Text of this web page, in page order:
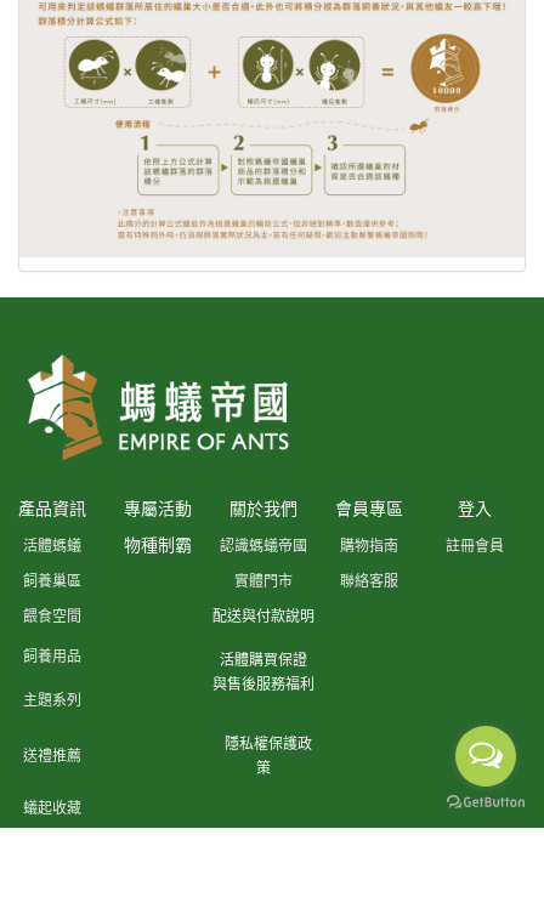
產品資訊 專屬活動 關於我們 會員專區 登入
活體螞蟻 物種制霸 認識螞蟻帝國 購物指南
註冊會員
飼養巢區
實體門市
聯絡客服
餵食空間
配送與付款說明
飼養用品
活體購買保證
與售後服務福利
主題系列
送禮推薦
隱私權保護政
策
蟻起收藏